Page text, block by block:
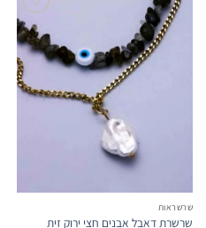
שרשראות
שרשרת דאבל אבנים חצי ירוק זית